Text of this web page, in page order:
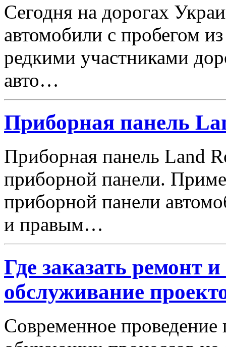
Сегодня на дорогах
автомобили с пробегом
редкими участниками
авто…
Приборная панель
Приборная панель Land
приборной панели.
приборной панели
и правым…
Где заказать ремонт
обслуживание
Современное проведение